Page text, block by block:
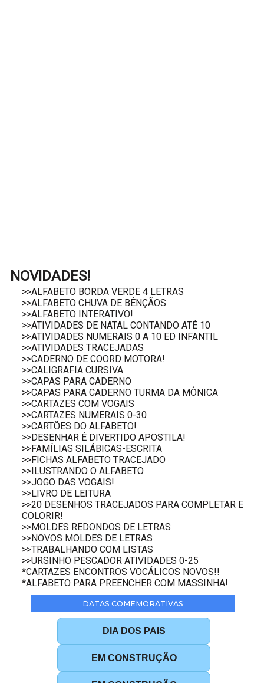
NOVIDADES!
>>ALFABETO BORDA VERDE 4 LETRAS
>>ALFABETO CHUVA DE BÊNÇÃOS
>>ALFABETO INTERATIVO!
>>ATIVIDADES DE NATAL CONTANDO ATÉ 10
>>ATIVIDADES NUMERAIS 0 A 10 ED INFANTIL
>>ATIVIDADES TRACEJADAS
>>CADERNO DE COORD MOTORA!
>>CALIGRAFIA CURSIVA
>>CAPAS PARA CADERNO
>>CAPAS PARA CADERNO TURMA DA MÔNICA
>>CARTAZES COM VOGAIS
>>CARTAZES NUMERAIS 0-30
>>CARTÕES DO ALFABETO!
>>DESENHAR É DIVERTIDO APOSTILA!
>>FAMÍLIAS SILÁBICAS-ESCRITA
>>FICHAS ALFABETO TRACEJADO
>>ILUSTRANDO O ALFABETO
>>JOGO DAS VOGAIS!
>>LIVRO DE LEITURA
>>20 DESENHOS TRACEJADOS PARA COMPLETAR E
COLORIR!
>>MOLDES REDONDOS DE LETRAS
>>NOVOS MOLDES DE LETRAS
>>TRABALHANDO COM LISTAS
>>URSINHO PESCADOR ATIVIDADES 0-25
*CARTAZES ENCONTROS VOCÁLICOS NOVOS!!
*ALFABETO PARA PREENCHER COM MASSINHA!
DATAS COMEMORATIVAS
DIA DOS PAIS
EM CONSTRUÇÃO